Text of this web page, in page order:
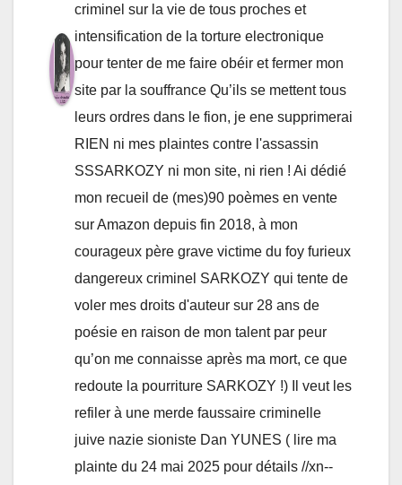
criminel sur la vie de tous proches et
intensification de la torture electronique
pour tenter de me faire obéir et fermer mon
site par la souffrance Qu’ils se mettent tous
leurs ordres dans le fion, je ene supprimerai
RIEN ni mes plaintes contre l'assassin
SSSARKOZY ni mon site, ni rien ! Ai dédié
mon recueil de (mes)90 poèmes en vente
sur Amazon depuis fin 2018, à mon
courageux père grave victime du foy furieux
dangereux criminel SARKOZY qui tente de
voler mes droits d'auteur sur 28 ans de
poésie en raison de mon talent par peur
qu’on me connaisse après ma mort, ce que
redoute la pourriture SARKOZY !) Il veut les
refiler à une merde faussaire criminelle
juive nazie sioniste Dan YUNES ( lire ma
plainte du 24 mai 2025 pour détails //xn--